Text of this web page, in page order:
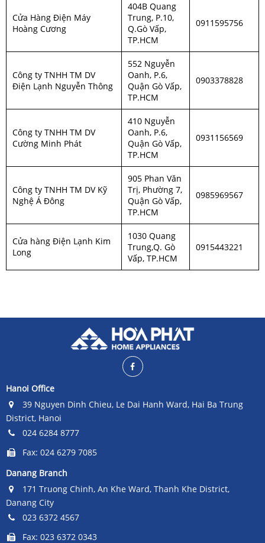
Cửa Hàng Điện Máy
Hoàng Cương
404B Quang
Trung, P.10,
Q.Gò Vấp,
TP.HCM
0911595756
Công ty TNHH TM DV
Điện Lạnh Nguyễn Thông
552 Nguyễn
Oanh, P.6,
Quận Gò Vấp,
TP.HCM
0903378828
Công ty TNHH TM DV
Cường Minh Phát
410 Nguyễn
Oanh, P.6,
Quận Gò Vấp,
TP.HCM
0931156569
Công ty TNHH TM DV Kỹ
Nghệ Á Đông
905 Phan Văn
Trị, Phường 7,
Quận Gò Vấp,
TP.HCM
0985969567
Cửa hàng Điện Lạnh Kim
Long
1030 Quang
Trung,Q. Gò
Vấp, TP.HCM
0915443221
Hanoi Office
39 Nguyen Dinh Chieu, Le Dai Hanh Ward, Hai Ba Trung
District, Hanoi
024 6284 8777
Fax: 024 6279 7085
Danang Branch
171 Truong Chinh, An Khe Ward, Thanh Khe District,
Danang City
023 6372 4567
Fax: 023 6372 0343